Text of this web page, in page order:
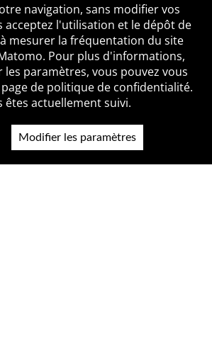
? Mentions légales
Accessibilité
de confidentialité
Contact
navigation, sans modifier vos
acceptez l'utilisation et le dépôt de
mesurer la fréquentation du site
Pour plus d'informations,
paramètres, vous pouvez vous
de politique de confidentialité.
êtes actuellement suivi.
Modifier les paramètres